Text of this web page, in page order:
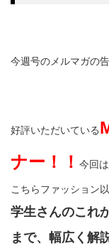
今週号のメルマガの告
好評いただいている
ナー！！ 今回
こちらファッション
学生さんのこれ
まで、幅広く解